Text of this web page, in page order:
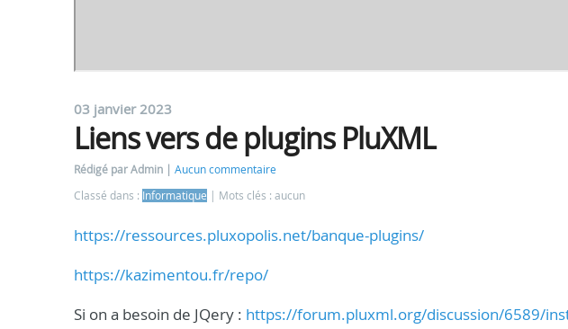
03 janvier 2023
Liens vers de plugins PluXML
Rédigé par Admin
Aucun commentaire
Classé dans : Informatique Mots clés : aucun
https://ressources.pluxopolis.net/banque-plugins/
https://kazimentou.fr/repo/
Si on a besoin de JQery : https://forum.pluxml.org/discussion/6589/